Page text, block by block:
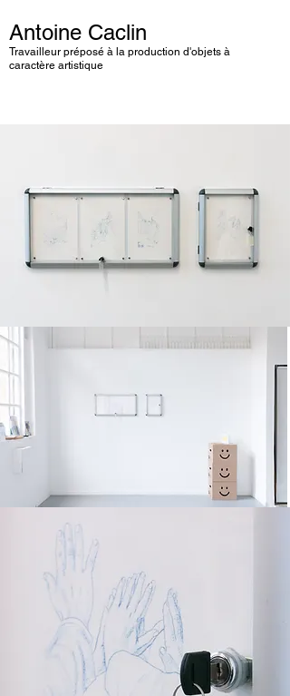
Antoine Caclin
Travailleur préposé à la production d'objets à
caractère artistique